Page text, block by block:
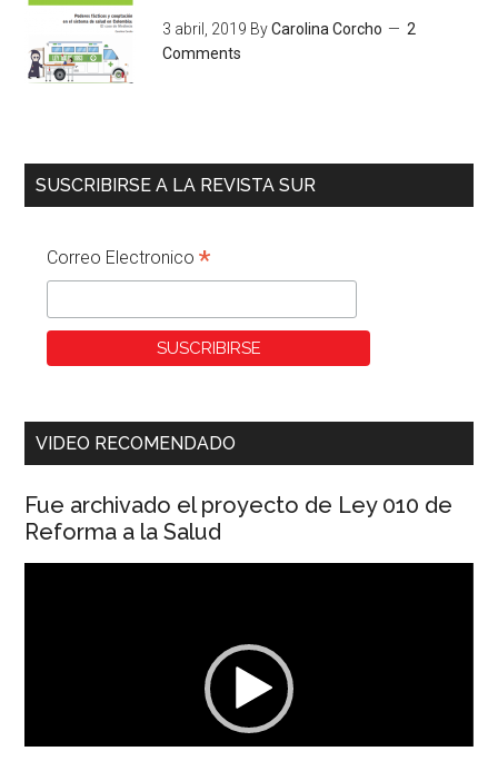
3 abril, 2019 ByCarolina Corcho
2
Comments
SUSCRIBIRSE A LA REVISTA SUR
Correo Electronico*
VIDEO RECOMENDADO
Fue archivado el proyecto de Ley 010 de
Reforma a la Salud